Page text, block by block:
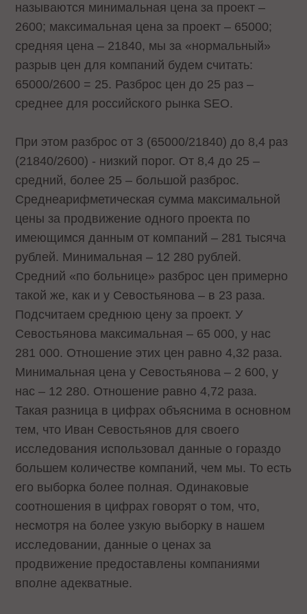
называются минимальная цена за проект –
2600; максимальная цена за проект – 65000;
средняя цена – 21840, мы за «нормальный»
разрыв цен для компаний будем считать:
65000/2600 = 25. Разброс цен до 25 раз –
среднее для российского рынка SEO.
При этом разброс от 3 (65000/21840) до 8,4 раз
(21840/2600) - низкий порог. От 8,4 до 25 –
средний, более 25 – большой разброс.
Среднеарифметическая сумма максимальной
цены за продвижение одного проекта по
имеющимся данным от компаний – 281 тысяча
рублей. Минимальная – 12 280 рублей.
Средний «по больнице» разброс цен примерно
такой же, как и у Севостьянова – в 23 раза.
Подсчитаем среднюю цену за проект. У
Севостьянова максимальная – 65 000, у нас
281 000. Отношение этих цен равно 4,32 раза.
Минимальная цена у Севостьянова – 2 600, у
нас – 12 280. Отношение равно 4,72 раза.
Такая разница в цифрах объяснима в основном
тем, что Иван Севостьянов для своего
исследования использовал данные о гораздо
большем количестве компаний, чем мы. То есть
его выборка более полная. Одинаковые
соотношения в цифрах говорят о том, что,
несмотря на более узкую выборку в нашем
исследовании, данные о ценах за
продвижение предоставлены компаниями
вполне адекватные.